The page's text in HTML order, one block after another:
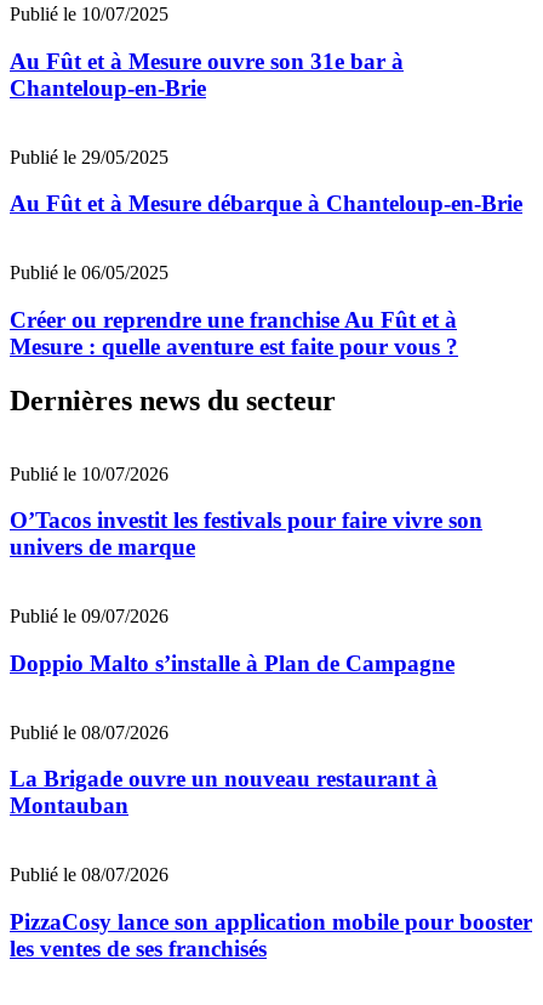
Publié le 10/07/2025
Au Fût et à Mesure ouvre son 31e bar à
Chanteloup-en-Brie
Publié le 29/05/2025
Au Fût et à Mesure débarque à Chanteloup-en-Brie
Publié le 06/05/2025
Créer ou reprendre une franchise Au Fût et à
Mesure : quelle aventure est faite pour vous ?
Dernières news du secteur
Publié le 10/07/2026
O’Tacos investit les festivals pour faire vivre son
univers de marque
Publié le 09/07/2026
Doppio Malto s’installe à Plan de Campagne
Publié le 08/07/2026
La Brigade ouvre un nouveau restaurant à
Montauban
Publié le 08/07/2026
PizzaCosy lance son application mobile pour booster
les ventes de ses franchisés